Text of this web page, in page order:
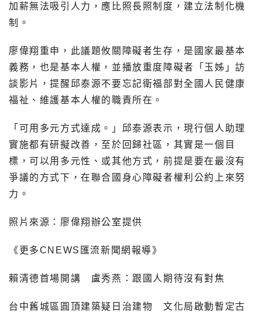
加薪無法吸引人力，應比照長照制度，建立法制化機
制。
廖偉翔重申，此議題攸關障礙者生存，是國家最基本
義務，也是基本人權，並播放重度障礙者「玉姊」訪
談影片，提醒邱泰源不要忘記衛福部對全國人民健康
福祉、維護基本人權的職責所在。
「可用多元方式達成。」邱泰源表示，現行個人助理
實施都有研擬改善，至於回歸社區，其實是一個目
標，可以用多元性、或其他方式，前提是要在最沒有
爭議的方式下，在聯合國身心障礙者權利公約上來努
力。
照片來源：廖偉翔辦公室提供
《更多CNEWS匯流新聞網報導》
賴清德首場開講 盧秀燕：跟國人期待沒有對焦
台中舊城區圓頂建築疑日治建物 文化局啟動暫定古